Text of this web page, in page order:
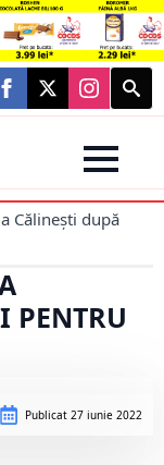
Search
for:
Călinești după
PENTRU
Publicat 27 iunie 2022